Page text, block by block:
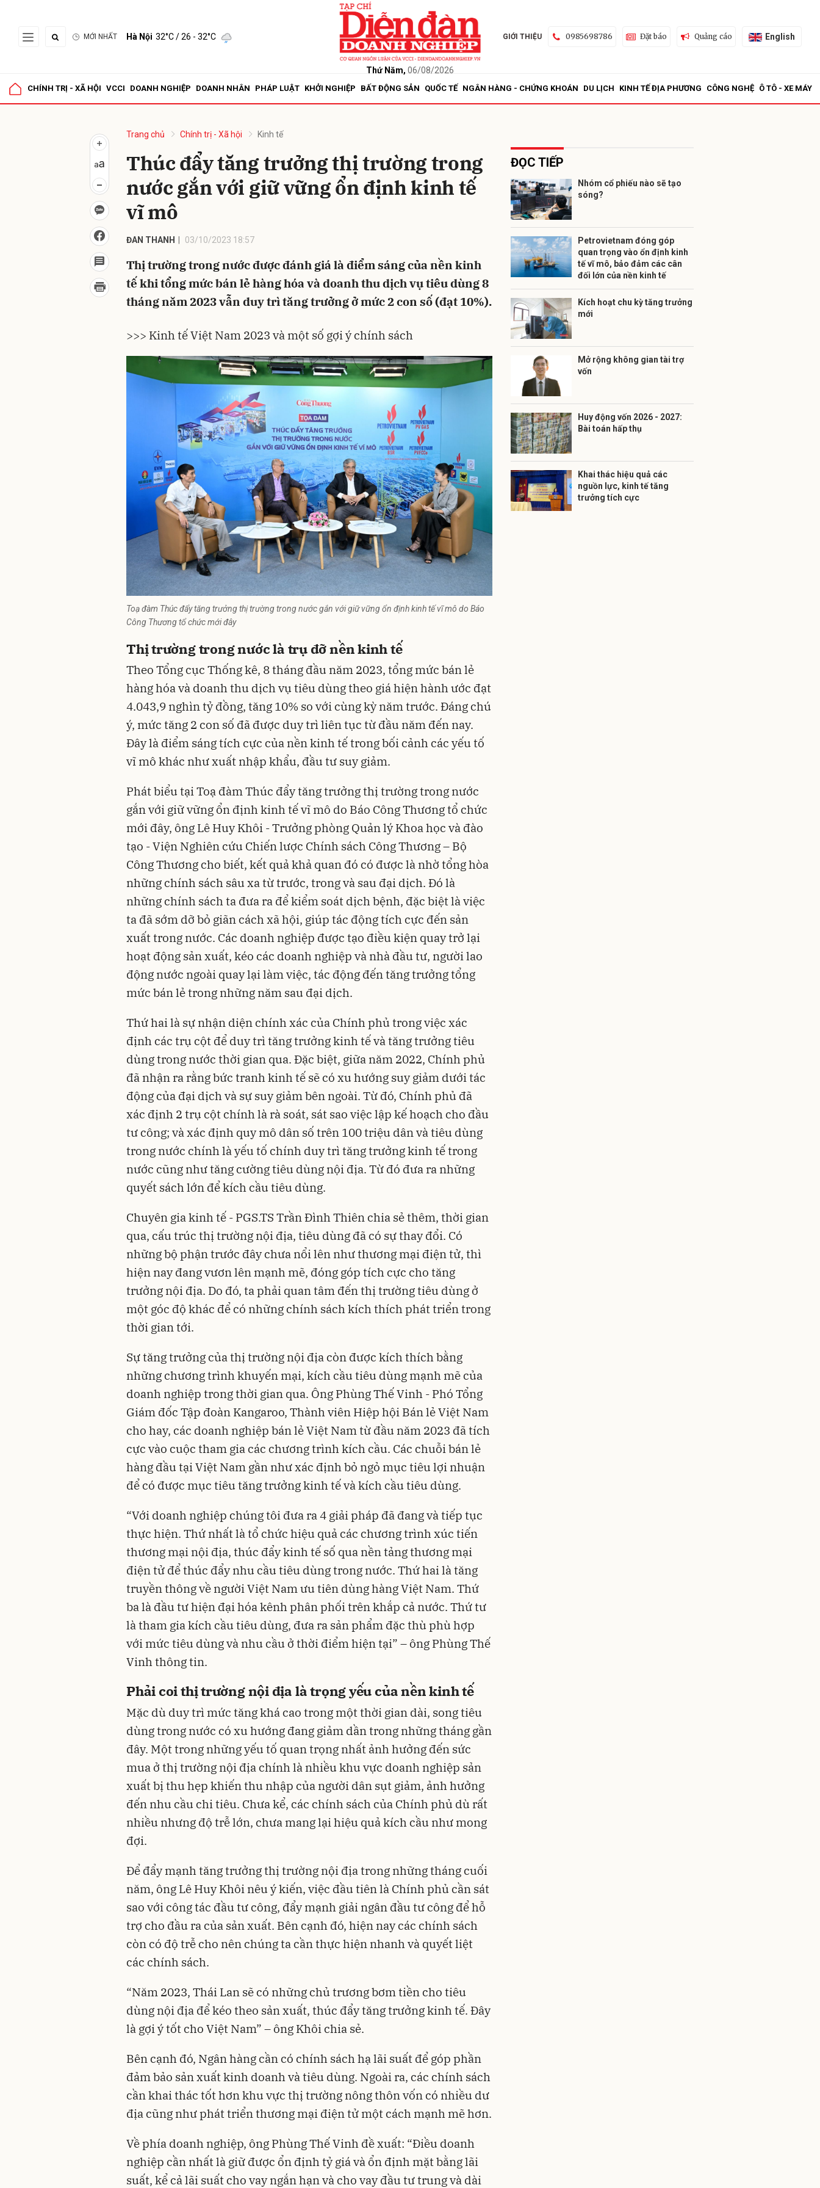
MỚI NHẤT Hà Nội 32°C/ 26 - 32°C
Thứ Năm, 06/08/2026
GIỚI THIỆU 0985698786 Đặt báo Quảng cáo English
CHÍNH TRỊ - XÃ HỘI VCCI DOANH NGHIỆP DOANH NHÂN PHÁP LUẬT KHỞI NGHIỆP BẤT ĐỘNG SẢN QUỐC TẾ NGÂN HÀNG - CHỨNG KHOÁN DU LỊCH KINH TẾ ĐỊA PHƯƠNG CÔNG NGHỆ Ô TÔ - XE MÁY
Trang chủ Chính trị - Xã hội Kinh tế
Thúc đẩy tăng trưởng thị trường trong
nước gắn với giữ vững ổn định kinh tế
vĩ mô
ĐAN THANH 03/10/2023 18:57
Thị trường trong nước được đánh giá là điểm sáng của nền kinh
tế khi tổng mức bán lẻ hàng hóa và doanh thu dịch vụ tiêu dùng 8
tháng năm 2023 vẫn duy trì tăng trưởng ở mức 2 con số (đạt 10%).
>>> Kinh tế Việt Nam 2023 và một số gợi ý chính sách
Toạ đàm Thúc đẩy tăng trưởng thị trường trong nước gắn với giữ vững ổn định kinh tế vĩ mô do Báo
Công Thương tổ chức mới đây
Thị trường trong nước là trụ đỡ nền kinh tế
Theo Tổng cục Thống kê, 8 tháng đầu năm 2023, tổng mức bán lẻ
hàng hóa và doanh thu dịch vụ tiêu dùng theo giá hiện hành ước đạt
4.043,9 nghìn tỷ đồng, tăng 10% so với cùng kỳ năm trước. Đáng chú
ý, mức tăng 2 con số đã được duy trì liên tục từ đầu năm đến nay.
Đây là điểm sáng tích cực của nền kinh tế trong bối cảnh các yếu tố
vĩ mô khác như xuất nhập khẩu, đầu tư suy giảm.
Phát biểu tại Toạ đàm Thúc đẩy tăng trưởng thị trường trong nước
gắn với giữ vững ổn định kinh tế vĩ mô do Báo Công Thương tổ chức
mới đây, ông Lê Huy Khôi - Trưởng phòng Quản lý Khoa học và đào
tạo - Viện Nghiên cứu Chiến lược Chính sách Công Thương – Bộ
Công Thương cho biết, kết quả khả quan đó có được là nhờ tổng hòa
những chính sách sâu xa từ trước, trong và sau đại dịch. Đó là
những chính sách ta đưa ra để kiểm soát dịch bệnh, đặc biệt là việc
ta đã sớm dỡ bỏ giãn cách xã hội, giúp tác động tích cực đến sản
xuất trong nước. Các doanh nghiệp được tạo điều kiện quay trở lại
hoạt động sản xuất, kéo các doanh nghiệp và nhà đầu tư, người lao
động nước ngoài quay lại làm việc, tác động đến tăng trưởng tổng
mức bán lẻ trong những năm sau đại dịch.
Thứ hai là sự nhận diện chính xác của Chính phủ trong việc xác
định các trụ cột để duy trìtăng trưởng kinh tếvà tăng trưởng tiêu
dùng trong nước thời gian qua. Đặc biệt, giữa năm 2022, Chính phủ
đã nhận ra rằng bức tranh kinh tế sẽ có xu hướng suy giảm dưới tác
động của đại dịch và sự suy giảm bên ngoài. Từ đó, Chính phủ đã
xác định 2 trụ cột chính là rà soát, sát sao việc lập kế hoạch cho đầu
tư công; và xác định quy mô dân số trên 100 triệu dân và tiêu dùng
trong nước chính là yếu tố chính duy trì tăng trưởng kinh tế trong
nước cũng như tăng cường tiêu dùng nội địa. Từ đó đưa ra những
quyết sách lớn để kích cầu tiêu dùng.
Chuyên gia kinh tế - PGS.TS Trần Đình Thiên chia sẻ thêm, thời gian
qua, cấu trúc thị trường nội địa, tiêu dùng đã có sự thay đổi. Có
những bộ phận trước đây chưa nổi lên như thương mại điện tử, thì
hiện nay đang vươn lên mạnh mẽ, đóng góp tích cực cho tăng
trưởng nội địa. Do đó, ta phải quan tâm đến thị trường tiêu dùng ở
một góc độ khác để có những chính sách kích thích phát triển trong
thời gian tới.
Sự tăng trưởng của thị trường nội địa còn được kích thích bằng
những chương trình khuyến mại, kích cầu tiêu dùng mạnh mẽ của
doanh nghiệp trong thời gian qua. Ông Phùng Thế Vinh - Phó Tổng
Giám đốc Tập đoàn Kangaroo, Thành viên Hiệp hội Bán lẻ Việt Nam
cho hay, các doanh nghiệp bán lẻ Việt Nam từ đầu năm 2023 đã tích
cực vào cuộc tham gia các chương trình kích cầu. Các chuỗi bán lẻ
hàng đầu tại Việt Nam gần như xác định bỏ ngỏ mục tiêu lợi nhuận
để có được mục tiêu tăng trưởng kinh tế và kích cầu tiêu dùng.
“Với doanh nghiệp chúng tôi đưa ra 4 giải pháp đã đang và tiếp tục
thực hiện. Thứ nhất là tổ chức hiệu quả các chương trình xúc tiến
thương mại nội địa, thúc đẩy kinh tế số qua nền tảng thương mại
điện tử để thúc đẩy nhu cầu tiêu dùng trong nước. Thứ hai là tăng
truyền thông về người Việt Nam ưu tiên dùng hàng Việt Nam. Thứ
ba là đầu tư hiện đại hóa kênh phân phối trên khắp cả nước. Thứ tư
là tham gia kích cầu tiêu dùng, đưa ra sản phẩm đặc thù phù hợp
với mức tiêu dùng và nhu cầu ở thời điểm hiện tại” – ông Phùng Thế
Vinh thông tin.
Phải coi thị trường nội địa là trọng yếu của nền kinh tế
Mặc dù duy trì mức tăng khá cao trong một thời gian dài, song tiêu
dùng trong nước có xu hướng đang giảm dần trong những tháng gần
đây. Một trong những yếu tố quan trọng nhất ảnh hưởng đến sức
mua ở thị trường nội địa chính là nhiều khu vực doanh nghiệp sản
xuất bị thu hẹp khiến thu nhập của người dân sụt giảm, ảnh hưởng
đến nhu cầu chi tiêu. Chưa kể, các chính sách của Chính phủ dù rất
nhiều nhưng độ trễ lớn, chưa mang lại hiệu quả kích cầu như mong
đợi.
Để đẩy mạnh tăng trưởng thị trường nội địa trong những tháng cuối
năm, ông Lê Huy Khôi nêu ý kiến, việc đầu tiên là Chính phủ cần sát
sao với công tác đầu tư công, đẩy mạnh giải ngân đầu tư công để hỗ
trợ cho đầu ra của sản xuất. Bên cạnh đó, hiện nay các chính sách
còn có độ trễ cho nên chúng ta cần thực hiện nhanh và quyết liệt
các chính sách.
“Năm 2023, Thái Lan sẽ có những chủ trương bơm tiền cho tiêu
dùng nội địa để kéo theo sản xuất, thúc đẩy tăng trưởng kinh tế. Đây
là gợi ý tốt cho Việt Nam” – ông Khôi chia sẻ.
Bên cạnh đó, Ngân hàng cần có chính sách hạ lãi suất để góp phần
đảm bảo sản xuất kinh doanh và tiêu dùng. Ngoài ra, các chính sách
cần khai thác tốt hơn khu vực thị trường nông thôn vốn có nhiều dư
địa cũng như phát triển thương mại điện tử một cách mạnh mẽ hơn.
Về phía doanh nghiệp, ông Phùng Thế Vinh đề xuất: “Điều doanh
nghiệp cần nhất là giữ được ổn định tỷ giá và ổn định mặt bằng lãi
suất, kể cả lãi suất cho vay ngắn hạn và cho vay đầu tư trung và dài
ĐỌC TIẾP
Nhóm cổ phiếu nào sẽ tạo
sóng?
Petrovietnam đóng góp
quan trọng vào ổn định kinh
tế vĩ mô, bảo đảm các cân
đối lớn của nền kinh tế
Kích hoạt chu kỳ tăng trưởng
mới
Mở rộng không gian tài trợ
vốn
Huy động vốn 2026 - 2027:
Bài toán hấp thụ
Khai thác hiệu quả các
nguồn lực, kinh tế tăng
trưởng tích cực
Gửi